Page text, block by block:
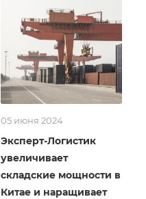
05 июня 2024
Эксперт-Логистик
увеличивает
складские мощности в
Китае и наращивает